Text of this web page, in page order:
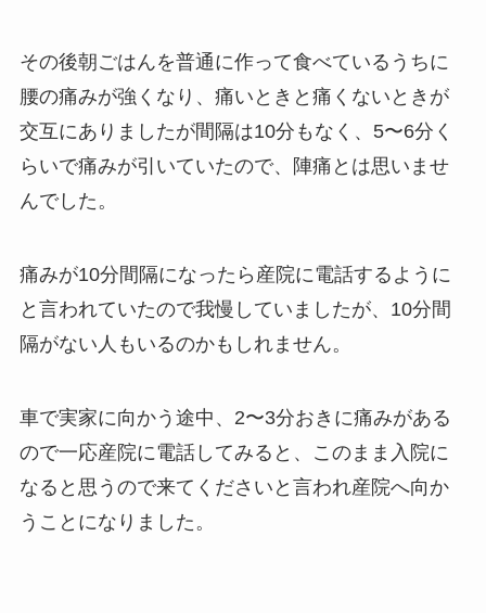
その後朝ごはんを普通に作って食べているうちに
腰の痛みが強くなり、痛いときと痛くないときが
交互にありましたが間隔は10分もなく、5〜6分く
らいで痛みが引いていたので、陣痛とは思いませ
んでした。
痛みが10分間隔になったら産院に電話するように
と言われていたので我慢していましたが、10分間
隔がない人もいるのかもしれません。
車で実家に向かう途中、2〜3分おきに痛みがある
ので一応産院に電話してみると、このまま入院に
なると思うので来てくださいと言われ産院へ向か
うことになりました。